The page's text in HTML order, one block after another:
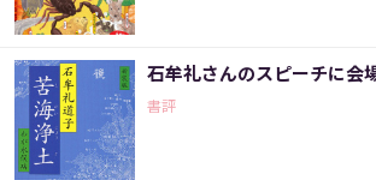
石牟礼さんのスピーチに会
書評